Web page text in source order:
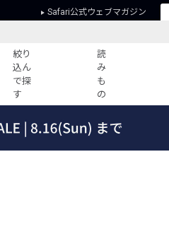
Safari公式ウェブマガジン
絞り
込ん
で探
す
読
み
も
の